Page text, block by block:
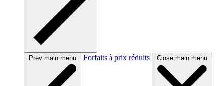
Prev main menu Forfaits à prix réduits Close main menu